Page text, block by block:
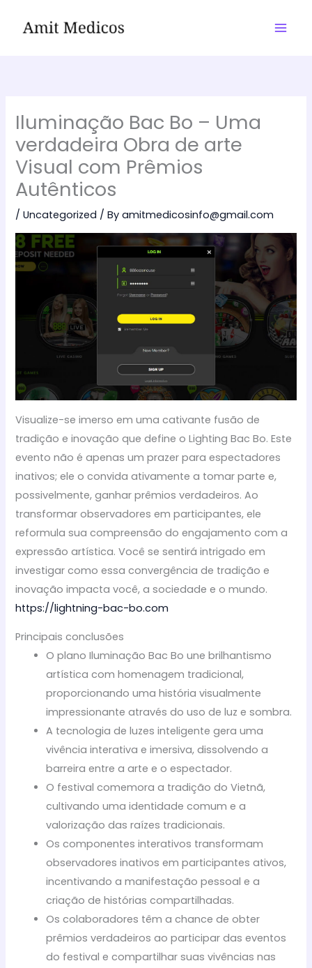
Iluminação Bac Bo – Uma
verdadeira Obra de arte
Visual com Prêmios
Autênticos
/Uncategorized / Byamitmedicosinfo@gmail.com
Visualize-se imerso em uma cativante fusão de
tradição e inovação que define o Lighting Bac Bo. Este
evento não é apenas um prazer para espectadores
inativos; ele o convida ativamente a tomar parte e,
possivelmente, ganhar prêmios verdadeiros. Ao
transformar observadores em participantes, ele
reformula sua compreensão do engajamento com a
expressão artística. Você se sentirá intrigado em
investigar como essa convergência de tradição e
inovação impacta você, a sociedade e o mundo.
https://lightning-bac-bo.com
Principais conclusões
O plano Iluminação Bac Bo une brilhantismo
artística com homenagem tradicional,
proporcionando uma história visualmente
impressionante através do uso de luz e sombra.
A tecnologia de luzes inteligente gera uma
vivência interativa e imersiva, dissolvendo a
barreira entre a arte e o espectador.
O festival comemora a tradição do Vietnã,
cultivando uma identidade comum e a
valorização das raízes tradicionais.
Os componentes interativos transformam
observadores inativos em participantes ativos,
incentivando a manifestação pessoal e a
criação de histórias compartilhadas.
Os colaboradores têm a chance de obter
prêmios verdadeiros ao participar das eventos
do festival e compartilhar suas vivências nas